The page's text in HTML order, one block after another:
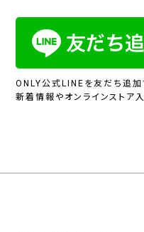
ONLY公式LINEを友だち追加
新着情報やオンラインストア